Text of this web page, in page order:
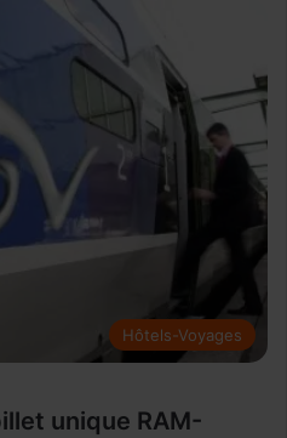
Hôtels-Voyages
unique RAM-